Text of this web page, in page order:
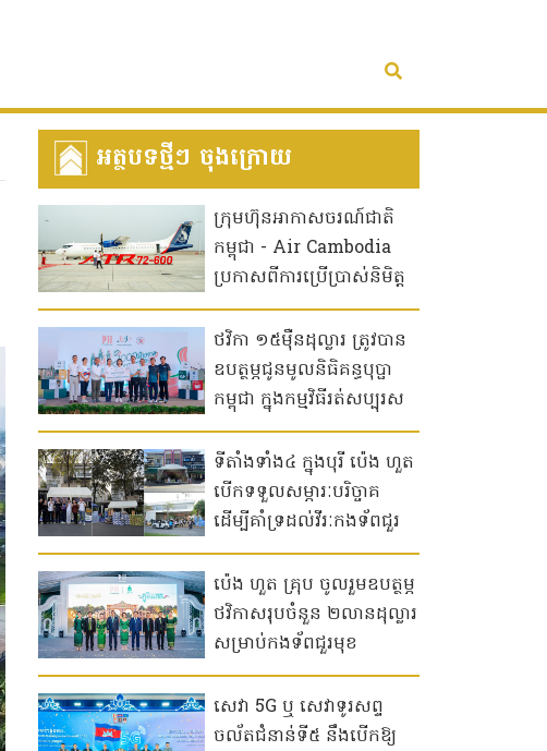
អត្ថបទថ្មីៗ ចុងក្រោយ
ក្រុមហ៊ុនអាកាសចរណ៍ជាតិ
កម្ពុជា - Air Cambodia
ប្រកាសពីការប្រើប្រាស់និមិត្ត
សញ្ញាថ្មី "សត្វត្រយ៉ង" ចាប់ពី
ថ្ងៃទី ១៥មករាឆ្នាំ២០២៦ នេះ!
ថវិកា ១៥ម៉ឺនដុល្លារ ត្រូវបាន
ឧបត្ថម្ភជូនមូលនិធិគន្ធបុប្ផា
កម្ពុជា ក្នុងកម្មវិធីរត់សប្បុរស
ធម៌ “3000 ជំហានដើម្បី
មូលនិធិគន្ធបុប្ផា” រៀបចំដោយ
ប៉េង ហួត គ្រុប
ទីតាំងទាំង៤ ក្នុងបុរី ប៉េង ហួត
បើកទទួលសម្ភារៈបរិច្ចាគ
ដើម្បីគាំទ្រដល់វីរៈកងទ័ពជួរ
មុខ និងបងប្អូនភៀសសឹក
ប៉េង ហួត គ្រុប ចូលរួមឧបត្ថម្ភ
ថវិកាសរុបចំនួន ២លានដុល្លារ
សម្រាប់កងទ័ពជួរមុខ
និងជនភៀសសឹក
សេវា 5G ឬ សេវាទូរសព្ទ
ចល័តជំនាន់ទី៥ នឹងបើកឱ្យ